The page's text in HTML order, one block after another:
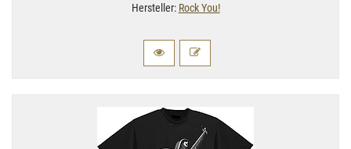
Hersteller: Rock You!